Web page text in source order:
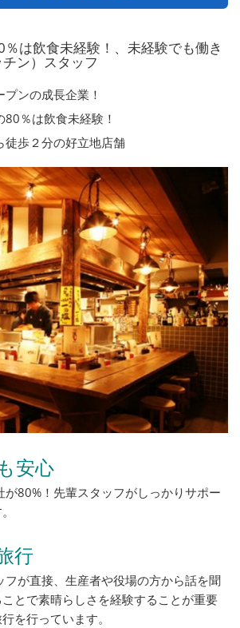
は飲食未経験！、未経験でも働き
ン）スタッフ
ンの成長企業！
％は飲食未経験！
徒歩２分の好立地店舗
安心
が80%！先輩スタッフがしっかりサポー
行
フが直接、生産者や役場の方から話を聞
とで素晴らしさを経験することが重要
を行っています。